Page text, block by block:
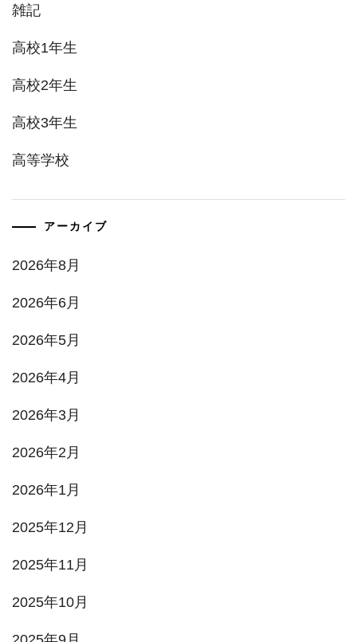
雑記
高校1年生
高校2年生
高校3年生
高等学校
アーカイブ
2026年8月
2026年6月
2026年5月
2026年4月
2026年3月
2026年2月
2026年1月
2025年12月
2025年11月
2025年10月